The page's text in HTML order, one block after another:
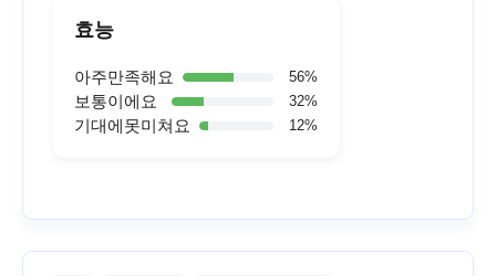
효능
아주만족해요 56%
보통이에요 32%
기대에못미쳐요 12%